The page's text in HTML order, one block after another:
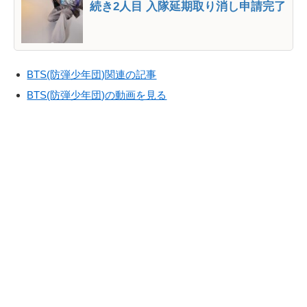
続き2人目 入隊延期取り消し申請完了
BTS(防弾少年団)関連の記事
BTS(防弾少年団)の動画を見る